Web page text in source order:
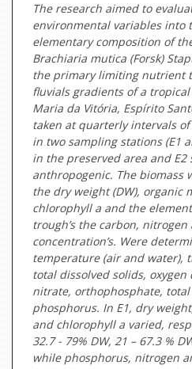
The research aimed to
environmental variables into
elementary composition of
Brachiaria mutica (Forsk)
the primary limiting nutrient
fluvials gradients of a
Maria da Vitória, Espírito
taken at quarterly intervals of
in two sampling stations (E1
in the preserved area and
anthropogenic. The biomass
the dry weight (DW), organic
chlorophyll a and the
trough’s the carbon,
concentration’s. Were
temperature (air and water),
total dissolved solids,
nitrate, orthophosphate,
phosphorus. In E1, dry
and chlorophyll a varied,
32.7 - 79% DW, 21 – 67.3 %
while phosphorus, nitrogen